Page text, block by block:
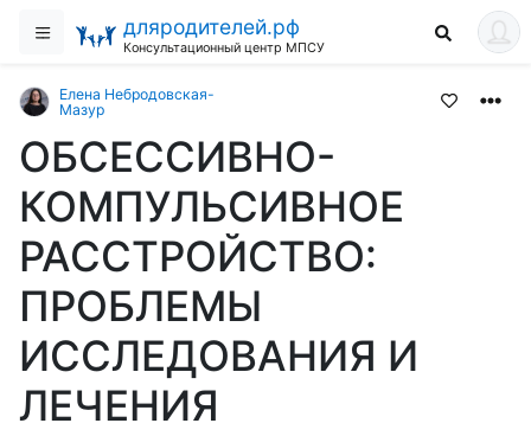
дляродителей.рф
Консультационный центр МПСУ
Елена Небродовская-
Мазур
ОБСЕССИВНО-
КОМПУЛЬСИВНОЕ
РАССТРОЙСТВО:
ПРОБЛЕМЫ
ИССЛЕДОВАНИЯ И
ЛЕЧЕНИЯ